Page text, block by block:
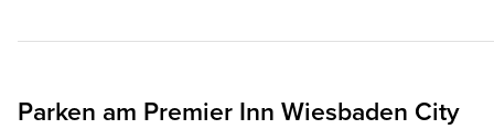
Parken am Premier Inn Wiesbaden City